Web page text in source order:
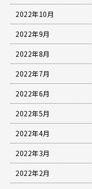
2022年10月
2022年9月
2022年8月
2022年7月
2022年6月
2022年5月
2022年4月
2022年3月
2022年2月